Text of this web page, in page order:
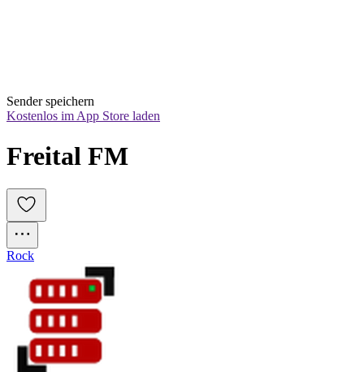
Sender speichern
Kostenlos im App Store laden
Freital FM
Rock